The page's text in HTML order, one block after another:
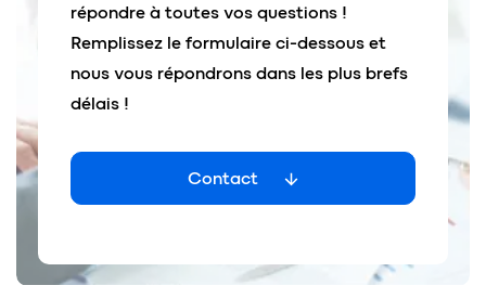
répondre à toutes vos questions !
Remplissez le formulaire ci-dessous et
nous vous répondrons dans les plus brefs
délais !
Contact